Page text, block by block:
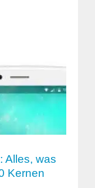
Alles, was
Kernen